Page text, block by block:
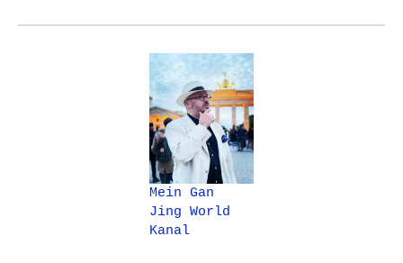
Mein Gan
Jing World
Kanal